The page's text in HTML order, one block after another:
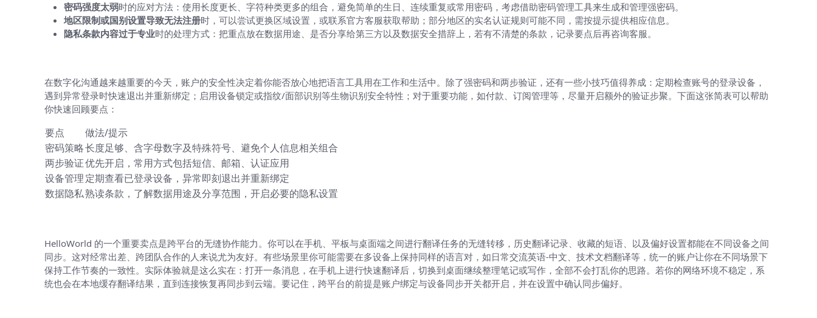
密码强度太弱时的应对方法：使用长度更长、字符种类更多的组合，避免简单的生日、连续重复或常用密码，考虑借助密码管理工具来生成和管理强密码。
地区限制或国别设置导致无法注册时，可以尝试更换区域设置，或联系官方客服获取帮助；部分地区的实名认证规则可能不同，需按提示提供相应信息。
隐私条款内容过于专业时的处理方式：把重点放在数据用途、是否分享给第三方以及数据安全措辞上，若有不清楚的条款，记录要点后再咨询客服。
在数字化沟通越来越重要的今天，账户的安全性决定着你能否放心地把语言工具用在工作和生活中。除了强密码和两步验证，还有一些小技巧值得养成：定期检查账号的登录设备，
遇到异常登录时快速退出并重新绑定；启用设备锁定或指纹/面部识别等生物识别安全特性；对于重要功能，如付款、订阅管理等，尽量开启额外的验证步聚。下面这张简表可以帮助
你快速回顾要点：
要点
做法/提示
密码策略长度足够、含字母数字及特殊符号、避免个人信息相关组合
两步验证优先开启，常用方式包括短信、邮箱、认证应用
设备管理定期查看已登录设备，异常即刻退出并重新绑定
数据隐私熟读条款，了解数据用途及分享范围，开启必要的隐私设置
HelloWorld 的一个重要卖点是跨平台的无缝协作能力。你可以在手机、平板与桌面端之间进行翻译任务的无缝转移，历史翻译记录、收藏的短语、以及偏好设置都能在不同设备之间
同步。这对经常出差、跨团队合作的人来说尤为友好。有些场景里你可能需要在多设备上保持同样的语言对，如日常交流英语-中文、技术文档翻译等，统一的账户让你在不同场景下
保持工作节奏的一致性。实际体验就是这么实在：打开一条消息，在手机上进行快速翻译后，切换到桌面继续整理笔记或写作，全部不会打乱你的思路。若你的网络环境不稳定，系
统也会在本地缓存翻译结果，直到连接恢复再同步到云端。要记住，跨平台的前提是账户绑定与设备同步开关都开启，并在设置中确认同步偏好。